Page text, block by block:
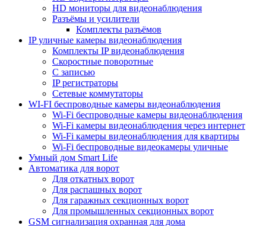
HD мониторы для видеонаблюдения
Разъёмы и усилители
Комплекты разъёмов
IP уличные камеры видеонаблюдения
Комплекты IP видеонаблюдения
Скоростные поворотные
С записью
IP регистраторы
Сетевые коммутаторы
WI-FI беспроводные камеры видеонаблюдения
Wi-Fi беспроводные камеры видеонаблюдения
Wi-Fi камеры видеонаблюдения через интернет
Wi-Fi камеры видеонаблюдения для квартиры
Wi-Fi беспроводные видеокамеры уличные
Умный дом Smart Life
Автоматика для ворот
Для откатных ворот
Для распашных ворот
Для гаражных секционных ворот
Для промышленных секционных ворот
GSM сигнализация охранная для дома